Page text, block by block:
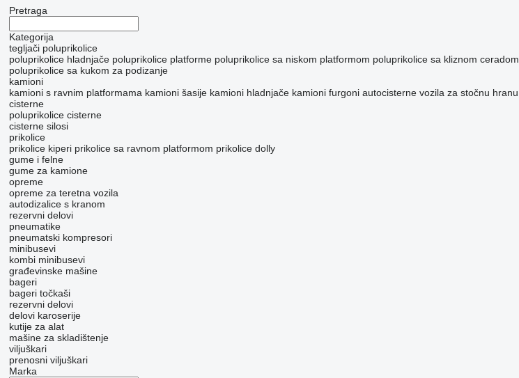
Pretraga
Kategorija
tegljači poluprikolice
poluprikolice hladnjače poluprikolice platforme poluprikolice sa niskom platformom poluprikolice sa kliznom ceradom
poluprikolice sa kukom za podizanje
kamioni
kamioni s ravnim platformama kamioni šasije kamioni hladnjače kamioni furgoni autocisterne vozila za stočnu hranu
cisterne
poluprikolice cisterne
cisterne silosi
prikolice
prikolice kiperi prikolice sa ravnom platformom prikolice dolly
gume i felne
gume za kamione
opreme
оpremе za teretna vozila
autodizalice s kranom
rezervni delovi
pneumatikе
pneumatski kompresori
minibusevi
kombi minibusevi
građevinske mašine
bageri
bageri točkaši
rezervni delovi
delovi karoserije
kutije za alat
mašine za skladištenje
viljuškari
prenosni viljuškari
Marka